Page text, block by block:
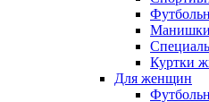
Манишки
Куртки
Для женщин